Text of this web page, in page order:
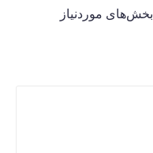
بخش‌های موردنیاز